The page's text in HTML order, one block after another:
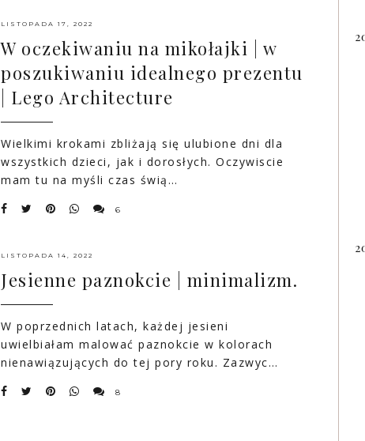
LISTOPADA 17, 2022
W oczekiwaniu na mikołajki | w
poszukiwaniu idealnego prezentu
| Lego Architecture
Wielkimi krokami zbliżają się ulubione dni dla
wszystkich dzieci, jak i dorosłych. Oczywiscie
mam tu na myśli czas świą…
6
LISTOPADA 14, 2022
Jesienne paznokcie | minimalizm.
W poprzednich latach, każdej jesieni
uwielbiałam malować paznokcie w kolorach
nienawiązujących do tej pory roku. Zazwyc…
8